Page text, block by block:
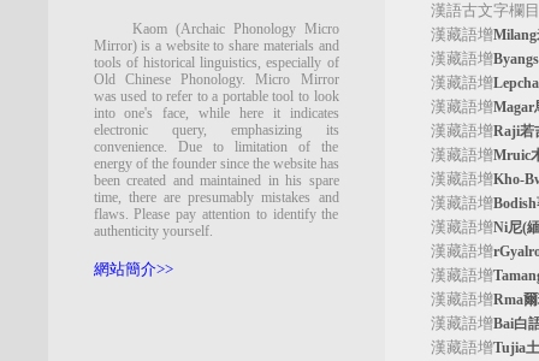
Kaom (Archaic Phonology Micro
Mirror) is a website to share materials and
tools of historical linguistics, especially of
Old Chinese Phonology. Micro Mirror
was used to refer to a portable tool to look
into one's face, while here it indicates
electronic query, emphasizing its
convenience. Due to limitation of the
energy of the founder since the website has
been created and maintained in his spare
time, there are presumably mistakes and
flaws. Please pay attention to identify the
authenticity yourself.
網站簡介>>
漢語古文字欄
漢藏語增Milang
漢藏語增
漢藏語增
漢藏語增Magar
漢藏語增Raji若
漢藏語增Mruic
漢藏語增Kho-
漢藏語增
漢藏語增Ni尼(
漢藏語增
漢藏語增
漢藏語增Rma
漢藏語增Bai白
漢藏語增Tujia